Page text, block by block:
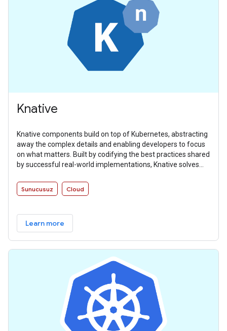
Knative
Knative components build on top of Kubernetes, abstracting
away the complex details and enabling developers to focus
on what matters. Built by codifying the best practices shared
by successful real-world implementations, Knative solves
cloud native services so you don’t have to.
Sunucusuz Cloud
Learn more